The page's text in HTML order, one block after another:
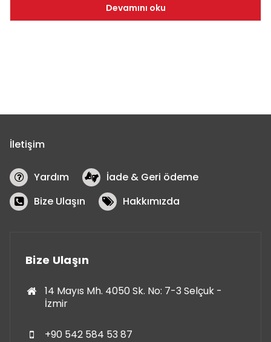
Devamını oku
İletişim
Yardım
İade & Geri ödeme
Bize Ulaşın
Hakkımızda
Bize Ulaşın
14 Mayıs Mh. 4050 Sk. No: 7-3 Selçuk -
İzmir
+90 542 584 53 87